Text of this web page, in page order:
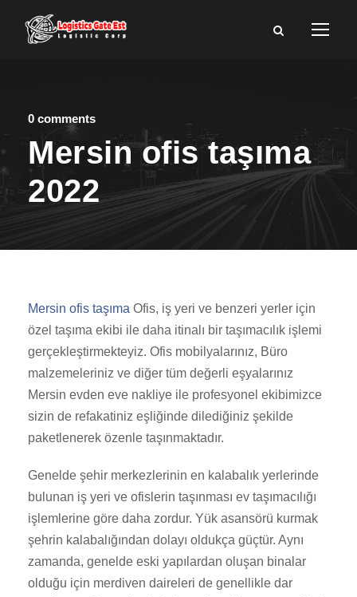
0 comments
Mersin ofis taşıma
2022
Mersin ofis taşıma Ofis, iş yeri ve benzeri yerler için
özel taşıma ekibi ile daha itinalı bir taşımacılık işlemi
gerçekleştirmekteyiz. Ofis mobilyalarınız, Büro
malzemeleriniz ve diğer tüm değerli eşyalarınız
Mersin evden eve nakliye ile profesyonel ekibimizce
sizin de refakatiniz eşliğinde dilediğiniz şekilde
paketlenerek özenle taşınmaktadır.
Genelde şehir merkezlerinin en kalabalık yerlerinde
bulunan iş yeri ve ofislerin taşınması ev taşımacılığı
işlemlerine göre daha zordur. Yük asansörü kurmak
şehrin kalabalığından dolayı oldukça güçtür. Aynı
zamanda, genelde eski yapılardan oluşan binalar
olduğu için merdiven daireleri de genellikle dar